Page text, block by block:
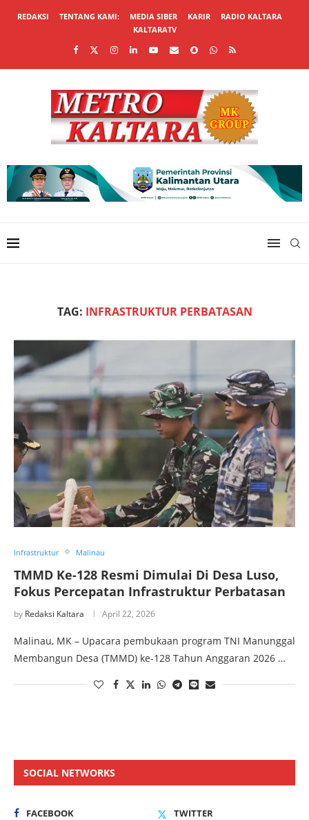
REDAKSI TENTANG KAMI: MEDIA SIBER KARIR
RADIO KALTARA
KALTARATV
TAG: INFRASTRUKTUR PERBATASAN
Infrastruktur Malinau
TMMD Ke-128 Resmi Dimulai Di Desa Luso,
Fokus Percepatan Infrastruktur Perbatasan
by Redaksi Kaltara April 22, 2026
Malinau, MK – Upacara pembukaan program TNI Manunggal
Membangun Desa (TMMD) ke-128 Tahun Anggaran 2026 …
SOCIAL NETWORKS
FACEBOOK
TWITTER